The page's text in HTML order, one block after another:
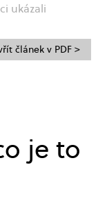
ukázali
je to
článek v PDF >